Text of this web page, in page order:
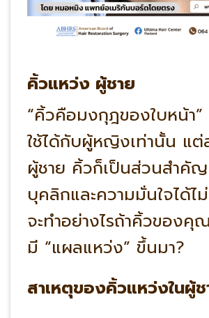
คิ้วแหว่ง ผู้ชาย
“คิ้วคือมงกุฎของใบหน้า”
ใช้ได้กับผู้หญิงเท่านั้น แต่
ผู้ชาย คิ้วก็เป็นส่วนสำคั
บุคลิกและความมั่นใจได้
จะทำอย่างไรถ้าคิ้วของคุ
มี “แผลแหว่ง” ขึ้นมา?
สาเหตุของคิ้วแหว่งในผู้ช